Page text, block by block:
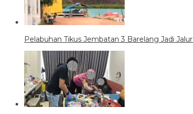
Pelabuhan Tikus Jembatan 3 Barelang Jadi